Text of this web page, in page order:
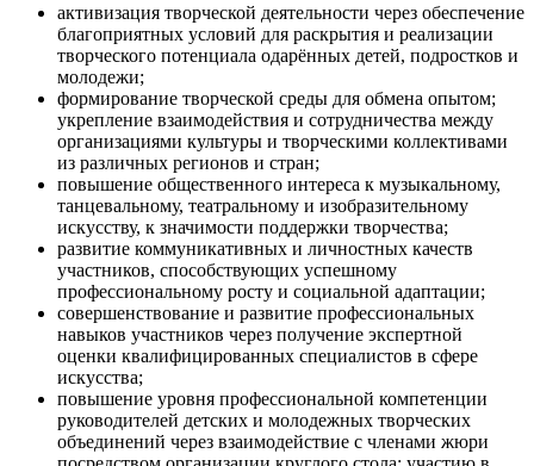
​активизация творческой деятельности через обеспечение
благоприятных условий для раскрытия и реализации
творческого потенциала одарённых детей, подростков и
молодежи;
​формирование творческой среды для обмена опытом;
укрепление взаимодействия и сотрудничества между
организациями культуры и творческими коллективами
из различных регионов и стран;
​повышение общественного интереса к музыкальному,
танцевальному, театральному и изобразительному
искусству, к значимости поддержки творчества;
​развитие коммуникативных и личностных качеств
участников, способствующих успешному
профессиональному росту и социальной адаптации;
​совершенствование и развитие профессиональных
навыков участников через получение экспертной
оценки квалифицированных специалистов в сфере
искусства;
​повышение уровня профессиональной компетенции
руководителей детских и молодежных творческих
объединений через взаимодействие с членами жюри